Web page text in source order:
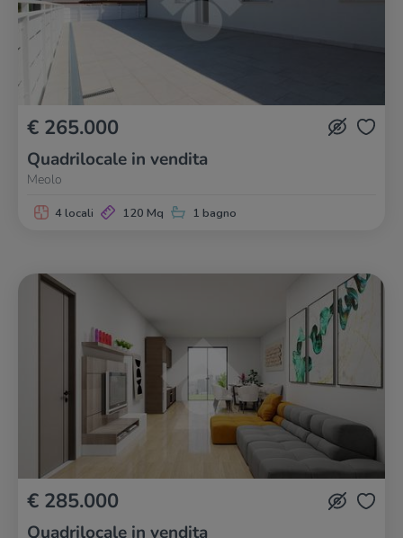
€ 265.000
Quadrilocale in vendita
Meolo
4 locali 120 Mq 1 bagno
€ 285.000
Quadrilocale in vendita